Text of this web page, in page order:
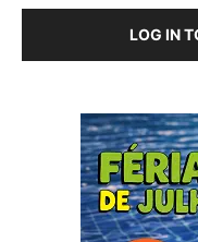
LOG IN